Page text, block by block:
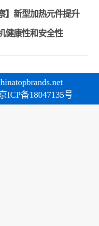
】新型加热元件提升
健康性和安全性
ICP备18047135号